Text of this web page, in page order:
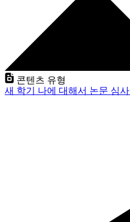
콘텐츠 유형
새 학기 나에 대해서 논문 심사